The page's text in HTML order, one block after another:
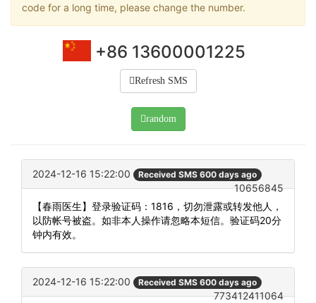
code for a long time, please change the number.
+86 13600001225
Refresh SMS
random
2024-12-16 15:22:00 Received SMS 600 days ago
10656845
【春雨医生】登录验证码：1816，切勿泄露或转发他人，
以防帐号被盗。如非本人操作请忽略本短信。验证码20分
钟内有效。
2024-12-16 15:22:00 Received SMS 600 days ago
773412411064